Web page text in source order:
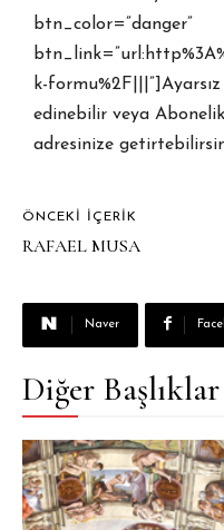
btn_color=”danger”
k-
edinebilir veya
adresinize
ÖNCEKI İÇERIK
RAFAEL MUSA
Naver
Diğer Başlıklar